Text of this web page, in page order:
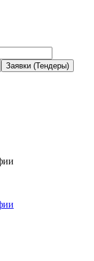
Заявки (Тендеры)